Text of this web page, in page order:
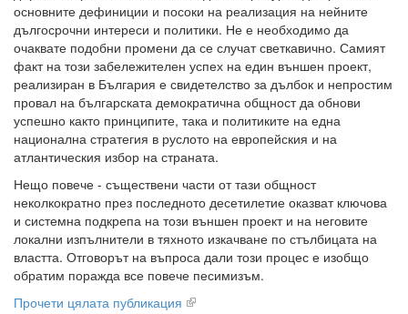
основните дефиниции и посоки на реализация на нейните
дългосрочни интереси и политики. Не е необходимо да
очаквате подобни промени да се случат светкавично. Самият
факт на този забележителен успех на един външен проект,
реализиран в България е свидетелство за дълбок и непростим
провал на българската демократична общност да обнови
успешно както принципите, така и политиките на една
национална стратегия в руслото на европейския и на
атлантическия избор на страната.
Нещо повече - съществени части от тази общност
неколкократно през последното десетилетие оказват ключова
и системна подкрепа на този външен проект и на неговите
локални изпълнители в тяхното изкачване по стълбицата на
властта. Отговорът на въпроса дали този процес е изобщо
обратим поражда все повече песимизъм.
Прочети цялата публикация